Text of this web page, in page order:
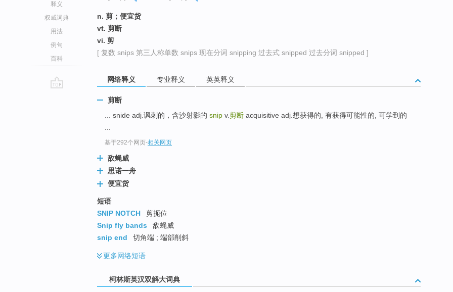
释义
权威词典
用法
例句
百科
n. 剪；便宜货
vt. 剪断
vi. 剪
[ 复数 snips 第三人称单数 snips 现在分词 snipping 过去式 snipped 过去分词 snipped ]
网络释义 专业释义 英英释义
剪断
... snide adj.讽刺的，含沙射影的 snip v.剪断 acquisitive adj.想获得的, 有获得可能性的, 可学到的
基于292个网页-相关网页
敌蝇威
思诺一舟
便宜货
短语
SNIP NOTCH
剪扼位
Snip fly bands
敌蝇威
snip end
切角端 ; 端部削斜
更多网络短语
柯林斯英汉双解大词典